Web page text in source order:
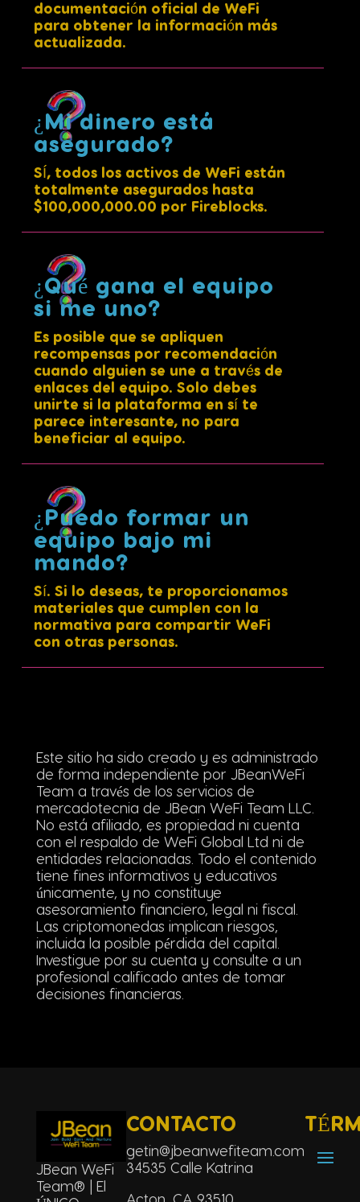
documentación oficial de WeFi
para obtener la información más
actualizada.
¿Mi dinero está
asegurado?
SÍ, todos los activos de WeFi están
totalmente asegurados hasta
$100,000,000.00 por Fireblocks.
¿Qué gana el equipo
si me uno?
Es posible que se apliquen
recompensas por recomendación
cuando alguien se une a través de
enlaces del equipo. Solo debes
unirte si la plataforma en sí te
parece interesante, no para
beneficiar al equipo.
¿Puedo formar un
equipo bajo mi
mando?
Sí. Si lo deseas, te proporcionamos
materiales que cumplen con la
normativa para compartir WeFi
con otras personas.
Este sitio ha sido creado y es administrado
de forma independiente por JBeanWeFi
Team a través de los servicios de
mercadotecnia de JBean WeFi Team LLC.
No está afiliado, es propiedad ni cuenta
con el respaldo de WeFi Global Ltd ni de
entidades relacionadas. Todo el contenido
tiene fines informativos y educativos
únicamente, y no constituye
asesoramiento financiero, legal ni fiscal.
Las criptomonedas implican riesgos,
incluida la posible pérdida del capital.
Investigue por su cuenta y consulte a un
profesional calificado antes de tomar
decisiones financieras.
JBean WeFi
Team® | El
CONTACTO
getin@jbeanwefiteam.com
34535 Calle Katrina